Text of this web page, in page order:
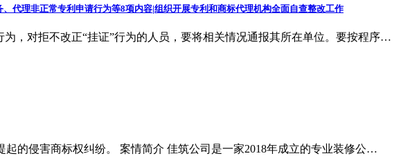
代理非正常专利申请行为等8项内容|组织开展专利和商标代理机构全面自查整改工作
为，对拒不改正“挂证”行为的人员，要将相关情况通报其所在单位。要按程序…
的侵害商标权纠纷。 案情简介 佳筑公司是一家2018年成立的专业装修公…